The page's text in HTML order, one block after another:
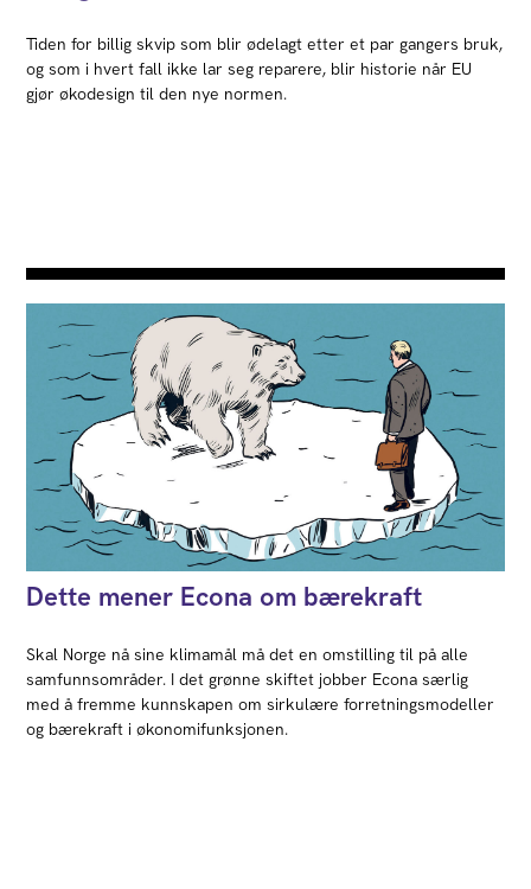
Tiden for billig skvip som blir ødelagt etter et par gangers bruk,
og som i hvert fall ikke lar seg reparere, blir historie når EU
gjør økodesign til den nye normen.
Dette mener Econa om bærekraft
Skal Norge nå sine klimamål må det en omstilling til på alle
samfunnsområder. I det grønne skiftet jobber Econa særlig
med å fremme kunnskapen om sirkulære forretningsmodeller
og bærekraft i økonomifunksjonen.